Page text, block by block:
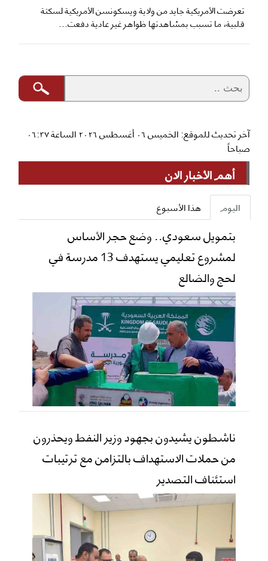
تعرضت الأمريكية جايد من ولاية ويسكونسن الأمريكية لسكتة
قلبية، ما تسبب بمشاهدتها ظواهر غير عادية دفعت...
آخر تحديث للموقع: الخميس ٠٦ أغسطس ٢٠٢٦ الساعة ٠٦:٣٧
صباحاً
أهم الأخبار الان
اليوم هذا الأسبوع
بتمويل سعودي.. وضع حجر الأساس
لمشروع تعليمي يستهدف 13 مدرسة في
لحج والضالع
ناشطون يشيدون بجهود وزير النفط ويحذرون
من حملات الاستهداف بالتزامن مع ترتيبات
استئناف التصدير